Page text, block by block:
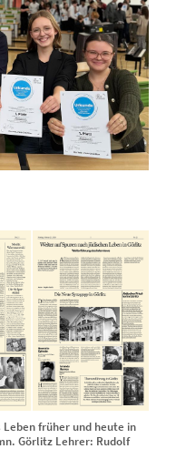
Leben früher und heute in
Görlitz Lehrer: Rudolf